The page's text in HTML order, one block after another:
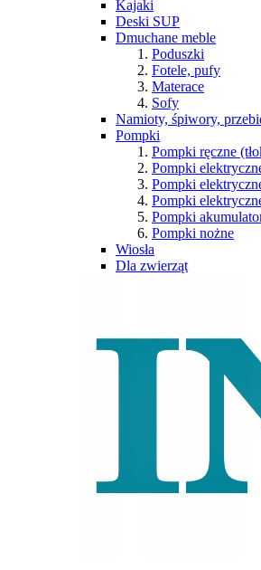
Kajaki
Deski SUP
Dmuchane meble
Poduszki
Fotele, pufy
Materace
Sofy
Namioty, śpiwory,
Pompki
Pompki ręczne
Pompki
Pompki
Pompki
Pompki
Pompki nożne
Wiosła
Dla zwierząt